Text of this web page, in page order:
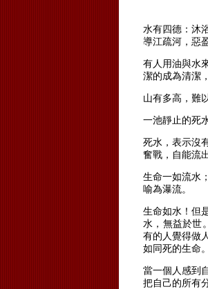
水有四德：沐
導江疏河，惡
有人用油與水
潔的成為清潔
山有多高，難
一池靜止的死
死水，表示沒
奮戰，自能流
生命一如流水
喻為瀑流。
生命如水！但
水，無益於世
有的人覺得做
如同死的生命。
當一個人感到
把自己的所有